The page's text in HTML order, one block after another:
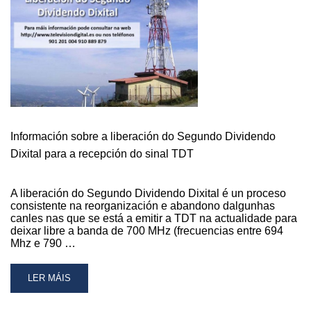
GUARDA
CO
NOVO
4G
Información sobre a liberación do Segundo Dividendo
Dixital para a recepción do sinal TDT
A liberación do Segundo Dividendo Dixital é un proceso
consistente na reorganización e abandono dalgunhas
canles nas que se está a emitir a TDT na actualidade para
deixar libre a banda de 700 MHz (frecuencias entre 694
Mhz e 790 …
READ
MORE
LER MÁIS